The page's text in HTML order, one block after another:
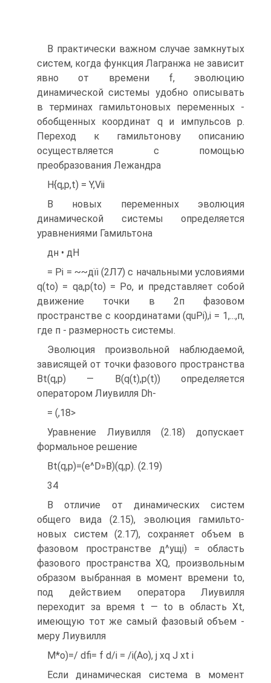
В практически важном случае замкнутых
систем, когда функция Лагранжа не зависит
явно от времени f, эволюцию
динамической системы удобно описывать
в терминах гамильтоновых переменных -
обобщенных координат q и импульсов р.
Переход к гамильтонову описанию
осуществляется с помощью
преобразования Лежандра
H{q,p,t) = Y,Viі
В новых переменных эволюция
динамической системы определяется
уравнениями Гамильтона
дн • дН
= Рі = ~~дїі (2Л7) с начальными условиями
q(to) = qa,p(to) = Ро, и представляет собой
движение точки в 2п фазовом
пространстве с координатами (quPi),i = 1,...,п,
где п - размерность системы.
Эволюция произвольной наблюдаемой,
зависящей от точки фазового пространства
Bt(q,p) — B(q(t),p(t)) определяется
оператором Лиувилля Dh-
= (,18>
Уравнение Лиувилля (2.18) допускает
формальное решение
Bt(q,p)=(e^D»B)(q,p). (2.19)
34
В отличие от динамических систем
общего вида (2.15), эволюция гамильто-
новых систем (2.17), сохраняет объем в
фазовом пространстве д^ущі) = область
фазового пространства XQ, произвольным
образом выбранная в момент времени to,
под действием оператора Лиувилля
переходит за время t — to в область Xt,
имеющую тот же самый фазовый объем -
меру Лиувилля
М*о)=/ dfi= f d/i = /i(Aо), j xq J xt і
Если динамическая система в момент